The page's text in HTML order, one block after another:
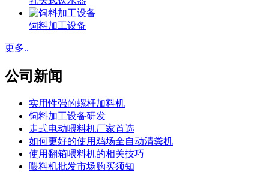
饲料加工设备
更多..
公司新闻
实用性强的螺杆加料机
饲料加工设备研发
走式电动喂料机厂家首选
如何更好的使用鸡场全自动清粪机
使用翻箱喂料机的相关技巧
喂料机批发市场购买须知